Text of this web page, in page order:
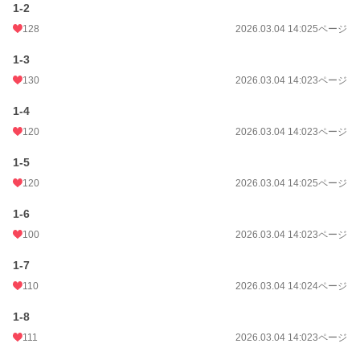
1-2
128 2026.03.04 14:025ページ
1-3
130 2026.03.04 14:023ページ
1-4
120 2026.03.04 14:023ページ
1-5
120 2026.03.04 14:025ページ
1-6
100 2026.03.04 14:023ページ
1-7
110 2026.03.04 14:024ページ
1-8
111 2026.03.04 14:023ページ